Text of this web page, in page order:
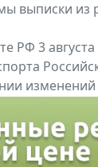
выписки из
РФ 3 августа